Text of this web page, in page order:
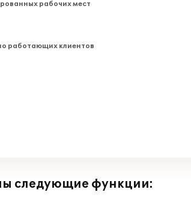
рабочих мест
работающих клиентов
следующие функции: